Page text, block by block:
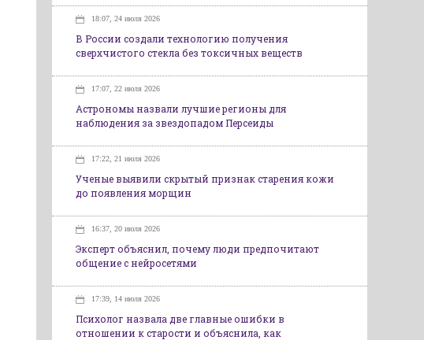
18:07, 24 июля 2026
В России создали технологию получения
сверхчистого стекла без токсичных веществ
17:07, 22 июля 2026
Астрономы назвали лучшие регионы для
наблюдения за звездопадом Персеиды
17:22, 21 июля 2026
Ученые выявили скрытый признак старения кожи
до появления морщин
16:37, 20 июля 2026
Эксперт объяснил, почему люди предпочитают
общение с нейросетями
17:39, 14 июля 2026
Психолог назвала две главные ошибки в
отношении к старости и объяснила, как